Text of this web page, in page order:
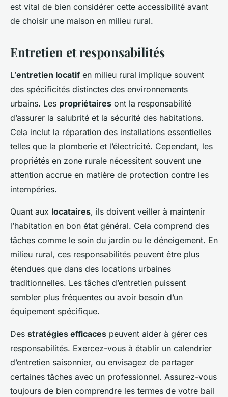
est vital de bien considérer cette accessibilité avant
de choisir une maison en milieu rural.
Entretien et responsabilités
L’entretien locatif en milieu rural implique souvent
des spécificités distinctes des environnements
urbains. Les propriétaires ont la responsabilité
d’assurer la salubrité et la sécurité des habitations.
Cela inclut la réparation des installations essentielles
telles que la plomberie et l’électricité. Cependant, les
propriétés en zone rurale nécessitent souvent une
attention accrue en matière de protection contre les
intempéries.
Quant aux locataires, ils doivent veiller à maintenir
l’habitation en bon état général. Cela comprend des
tâches comme le soin du jardin ou le déneigement. En
milieu rural, ces responsabilités peuvent être plus
étendues que dans des locations urbaines
traditionnelles. Les tâches d’entretien puissent
sembler plus fréquentes ou avoir besoin d’un
équipement spécifique.
Des stratégies efficaces peuvent aider à gérer ces
responsabilités. Exercez-vous à établir un calendrier
d’entretien saisonnier, ou envisagez de partager
certaines tâches avec un professionnel. Assurez-vous
toujours de bien comprendre les termes de votre bail